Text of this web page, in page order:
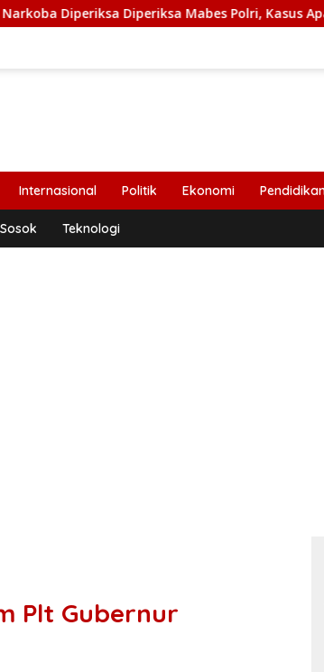
Diperiksa Mabes Polri, Kasus Apa?
Internasional Politik Ekonomi
Sosok Teknologi
Plt Gubernur